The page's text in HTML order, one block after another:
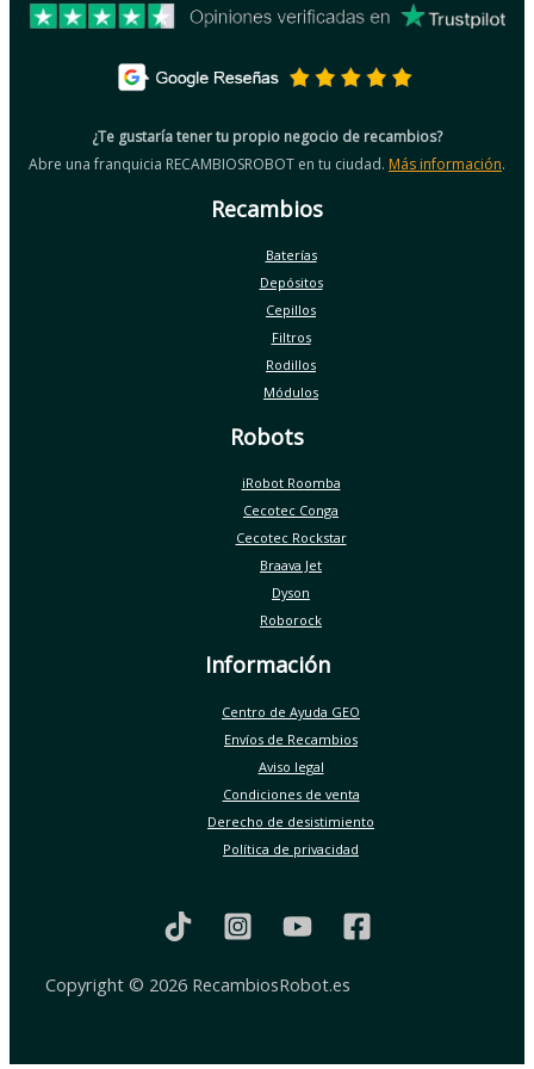
¿Te gustaría tener tu propio negocio de recambios?
Abre una franquicia RECAMBIOSROBOT en tu ciudad. Más información.
Recambios
Baterías
Depósitos
Cepillos
Filtros
Rodillos
Módulos
Robots
iRobot Roomba
Cecotec Conga
Cecotec Rockstar
Braava Jet
Dyson
Roborock
Información
Centro de Ayuda GEO
Envíos de Recambios
Aviso legal
Condiciones de venta
Derecho de desistimiento
Política de privacidad
Copyright © 2026 RecambiosRobot.es